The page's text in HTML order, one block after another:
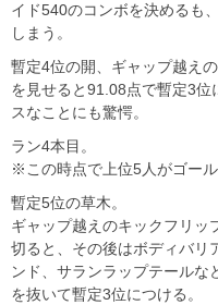
イド540のコンボを決めるも
しまう。
暫定4位の開、ギャップ越え
を見せると91.08点で暫定3位
スなことにも驚愕。
ラン4本目。
※この時点で上位5人がゴー
暫定5位の草木。
ギャップ越えのキックフリッ
切ると、その後はボディバリ
ンド、サランラップテールな
を抜いて暫定3位につける。